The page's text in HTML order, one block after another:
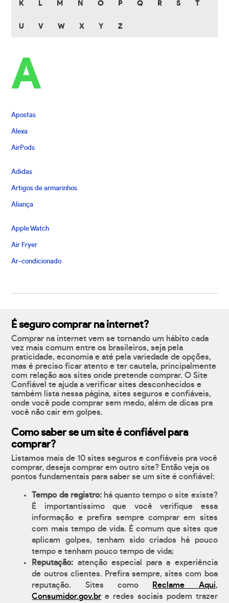
K L M N O P Q R S T
U V W X Y Z
A
Apostas
Alexa
AirPods
Adidas
Artigos de armarinhos
Aliança
Apple Watch
Air Fryer
Ar-condicionado
É seguro comprar na internet?
Comprar na internet vem se tornando um hábito cada
vez mais comum entre os brasileiros, seja pela
praticidade, economia e até pela variedade de opções,
mas é preciso ficar atento e ter cautela, principalmente
com relação aos sites onde pretende comprar. O Site
Confiável te ajuda a verificar sites desconhecidos e
também lista nessa página, sites seguros e confiáveis,
onde você pode comprar sem medo, além de dicas pra
você não cair em golpes.
Como saber se um site é confiável para
comprar?
Listamos mais de 10 sites seguros e confiáveis pra você
comprar, deseja comprar em outro site? Então veja os
pontos fundamentais para saber se um site é confiável:
Tempo de registro:há quanto tempo o site existe?
É importantíssimo que você verifique essa
informação e prefira sempre comprar em sites
com mais tempo de vida. É comum que sites que
aplicam golpes, tenham sido criados há pouco
tempo e tenham pouco tempo de vida;
Reputação: atenção especial para a experiência
de outros clientes. Prefira sempre, sites com boa
reputação. Sites como
Reclame Aqui,
Consumidor.gov.br e redes sociais podem trazer